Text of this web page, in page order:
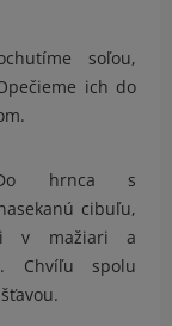
soľou,
ich do
Do hrnca s
cibuľu,
v mažiari a
Chvíľu spolu